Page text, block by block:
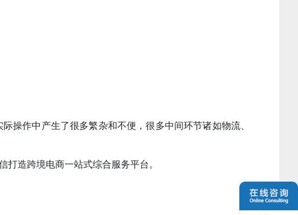
操作中产生了很多繁杂和不便，很多中间环节诸如物流、
造跨境电商一站式综合服务平台。